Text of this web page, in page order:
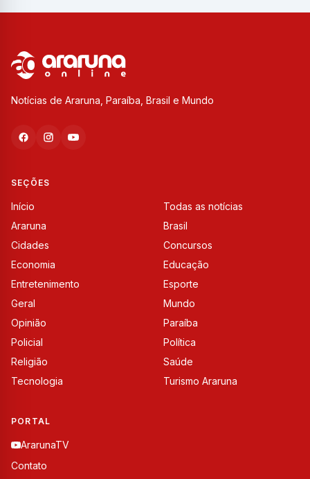
Notícias de Araruna, Paraíba, Brasil e Mundo
SEÇÕES
Início
Todas as notícias
Araruna
Brasil
Cidades
Concursos
Economia
Educação
Entretenimento
Esporte
Geral
Mundo
Opinião
Paraíba
Policial
Política
Religião
Saúde
Tecnologia
Turismo Araruna
PORTAL
ArarunaTV
Contato